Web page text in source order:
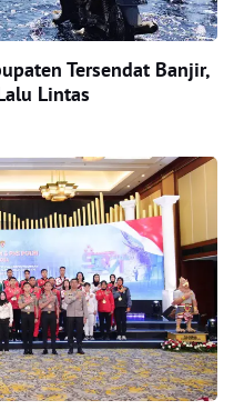
Tersendat Banjir,
Lintas